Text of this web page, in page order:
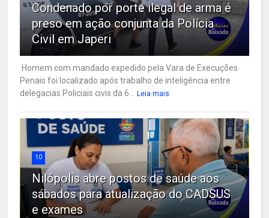
Condenado por porte ilegal de arma é
preso em ação conjunta da Polícia
Civil em Japeri
Homem com mandado expedido pela Vara de Execuções
Penais foi localizado após trabalho de inteligência entre
delegacias Policiais civis da 6... Leia mais
10
Nilópolis abre postos de saúde aos
sábados para atualização do CADSUS
e exames